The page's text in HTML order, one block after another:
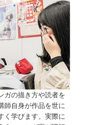
ガの描き方や読者を
師自身が作品を世に
く学びます。実際に